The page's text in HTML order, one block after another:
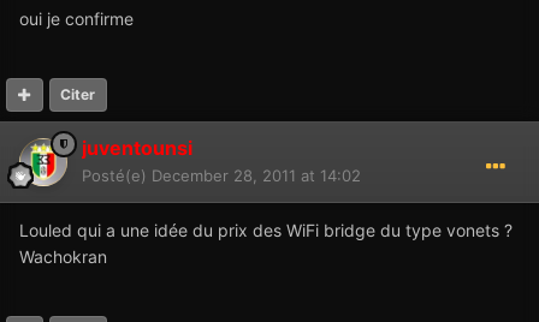
oui je confirme
Citer
juventounsi
Posté(e) December 28, 2011 at 14:02
Louled qui a une idée du prix des WiFi bridge du type vonets ?
Wachokran